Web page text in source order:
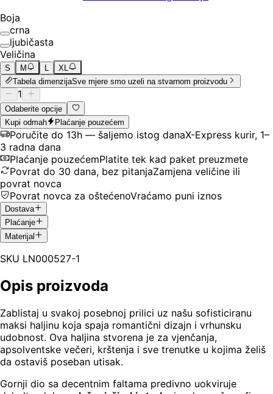
Boja
crna
ljubičasta
Veličina
S M L
XL
Tabela dimenzijaSve mjere smo uzeli na stvarnom proizvodu
1
Odaberite opcije
Kupi odmah
Plaćanje pouzećem
Poručite do 13h — šaljemo istog danaX-Express kurir, 1–
3 radna dana
Plaćanje pouzećemPlatite tek kad paket preuzmete
Povrat do 30 dana, bez pitanjaZamjena veličine ili
povrat novca
Povrat novca za oštećenoVraćamo puni iznos
Dostava
Plaćanje
Materijal
SKU LN000527-1
Opis proizvoda
Zablistaj u svakoj posebnoj prilici uz našu sofisticiranu
maksi haljinu koja spaja romantični dizajn i vrhunsku
udobnost. Ova haljina stvorena je za vjenčanja,
apsolventske večeri, krštenja i sve trenutke u kojima želiš
da ostaviš poseban utisak.
Gornji dio sa decentnim faltama predivno uokviruje